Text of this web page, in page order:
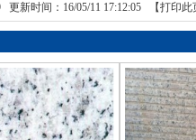
更新时间：16/05/11 17:12:05 【打印此